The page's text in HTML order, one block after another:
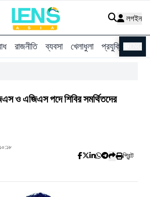
লগইন
রাজনীতি ব্যবসা খেলাধুলা প্রযুক্তি
ও এজিএস পদে শিবির সমর্থিতদের
প্রিন্ট